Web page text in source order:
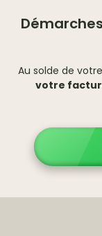
Au solde de
votre